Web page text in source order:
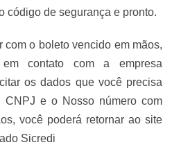
código de segurança e pronto.
com o boleto vencido em mãos,
contato com a empresa
os dados que você precisa
CNPJ e o Nosso número com
você poderá retornar ao site
Sicredi